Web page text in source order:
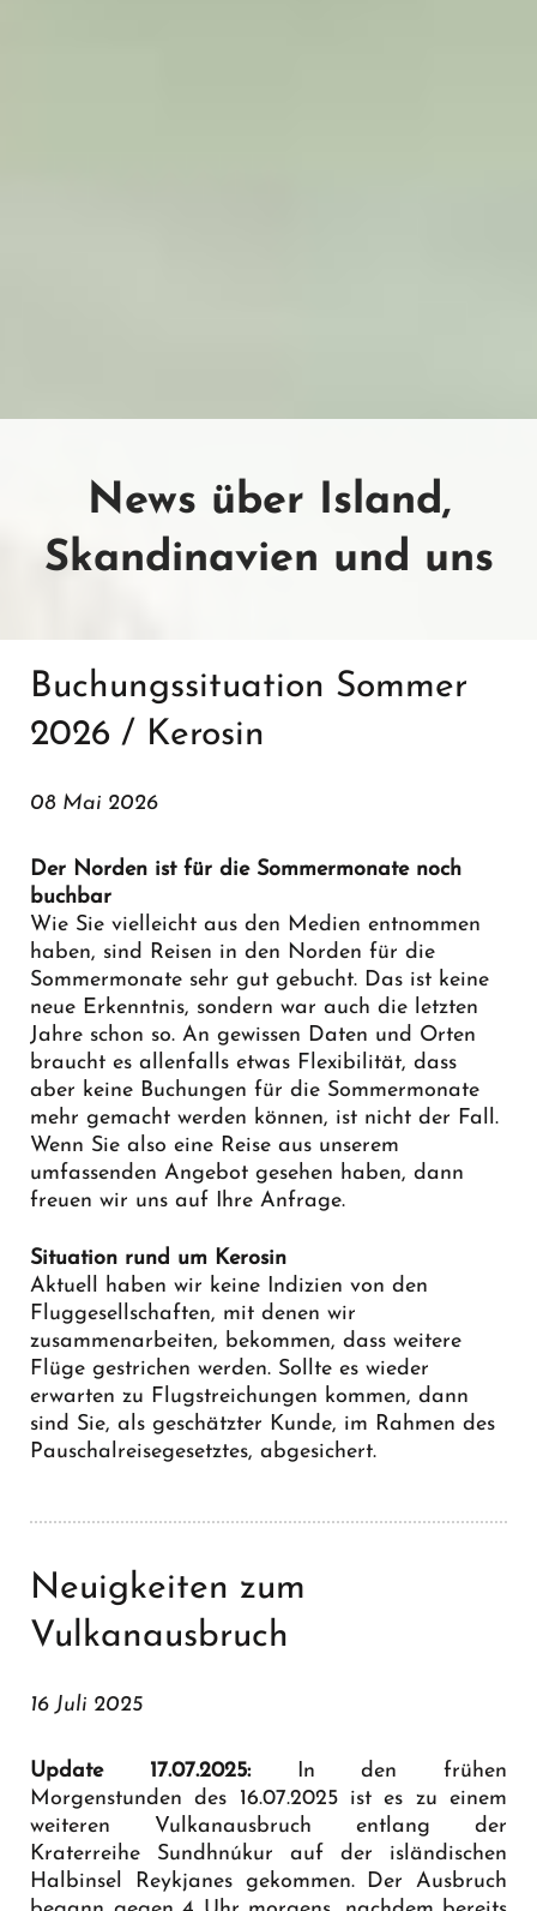
News über Island,
Skandinavien und uns
Buchungssituation Sommer
2026 / Kerosin
08 Mai 2026
Der Norden ist für die Sommermonate noch
buchbar
Wie Sie vielleicht aus den Medien entnommen
haben, sind Reisen in den Norden für die
Sommermonate sehr gut gebucht. Das ist keine
neue Erkenntnis, sondern war auch die letzten
Jahre schon so. An gewissen Daten und Orten
braucht es allenfalls etwas Flexibilität, dass
aber keine Buchungen für die Sommermonate
mehr gemacht werden können, ist nicht der Fall.
Wenn Sie also eine Reise aus unserem
umfassenden Angebot gesehen haben, dann
freuen wir uns auf Ihre Anfrage.
Situation rund um Kerosin
Aktuell haben wir keine Indizien von den
Fluggesellschaften, mit denen wir
zusammenarbeiten, bekommen, dass weitere
Flüge gestrichen werden. Sollte es wieder
erwarten zu Flugstreichungen kommen, dann
sind Sie, als geschätzter Kunde, im Rahmen des
Pauschalreisegesetztes, abgesichert.
Neuigkeiten zum
Vulkanausbruch
16 Juli 2025
Update 17.07.2025:
In den frühen
Morgenstunden des 16.07.2025 ist es zu einem
weiteren Vulkanausbruch entlang der
Kraterreihe Sundhnúkur auf der isländischen
Halbinsel Reykjanes gekommen. Der Ausbruch